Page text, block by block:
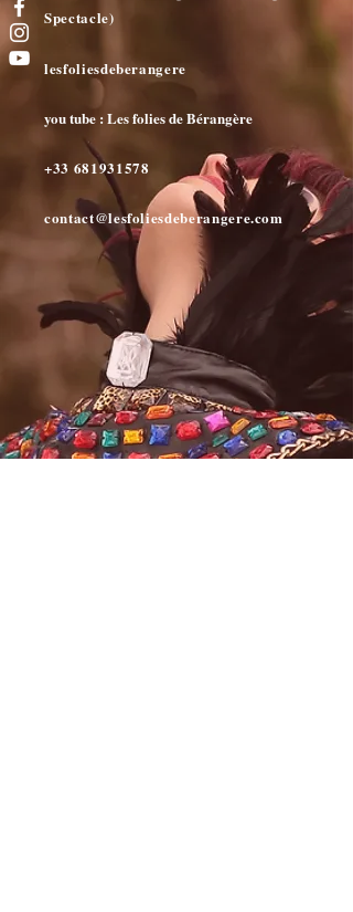
Spectacle)
lesfoliesdeberangere
you tube : Les folies de Bérangère
+33 681931578
contact@lesfoliesdeberangere.com